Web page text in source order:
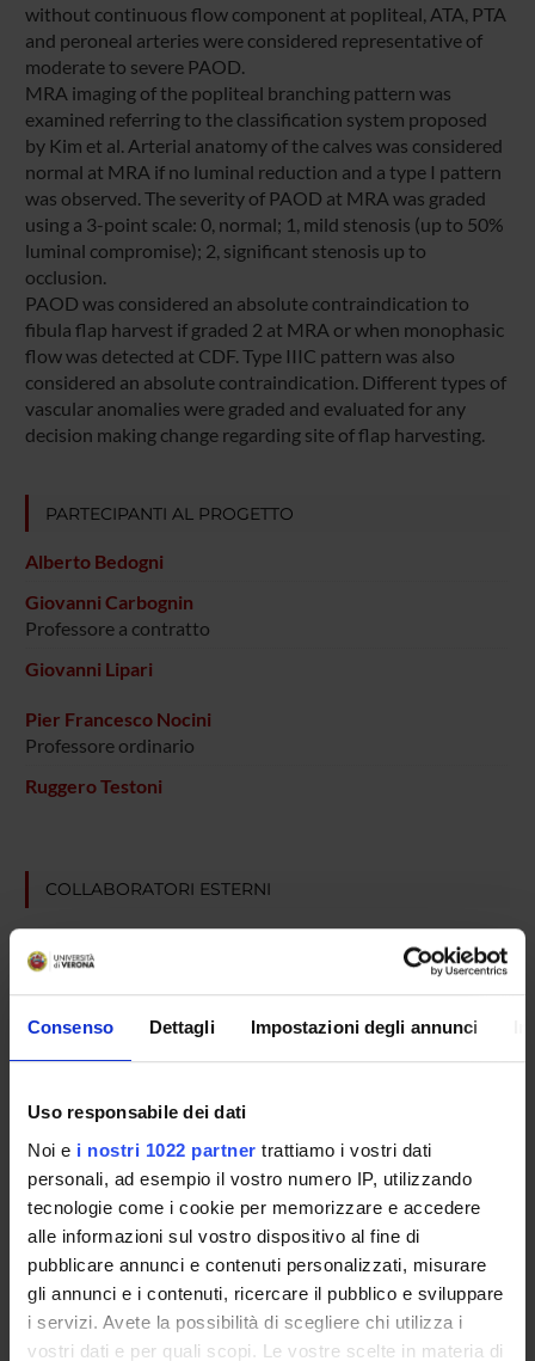
Consenso Dettagli Impostazioni degli annunci
Uso responsabile dei dati
Noi e i nostri 1022 partner trattiamo i vostri dati
personali, ad esempio il vostro numero IP, utilizzando
tecnologie come i cookie per memorizzare e accedere
alle informazioni sul vostro dispositivo al fine di
pubblicare annunci e contenuti personalizzati, misurare
gli annunci e i contenuti, ricercare il pubblico e sviluppare
i servizi. Avete la possibilità di scegliere chi utilizza i
vostri dati e per quali scopi. Le vostre scelte in materia di
without continuous flow component at popliteal, ATA, PTA
and peroneal arteries were considered representative of
moderate to severe PAOD.
MRA imaging of the popliteal branching pattern was
examined referring to the classification system proposed
by Kim et al. Arterial anatomy of the calves was considered
normal at MRA if no luminal reduction and a type I pattern
was observed. The severity of PAOD at MRA was graded
using a 3-point scale: 0, normal; 1, mild stenosis (up to 50%
luminal compromise); 2, significant stenosis up to
occlusion.
PAOD was considered an absolute contraindication to
fibula flap harvest if graded 2 at MRA or when monophasic
flow was detected at CDF. Type IIIC pattern was also
considered an absolute contraindication. Different types of
vascular anomalies were graded and evaluated for any
decision making change regarding site of flap harvesting.
PARTECIPANTI AL PROGETTO
Alberto Bedogni
Giovanni Carbognin
Professore a contratto
Giovanni Lipari
Pier Francesco Nocini
Professore ordinario
Ruggero Testoni
COLLABORATORI ESTERNI
Stefano Valsecchi
Azienda Ospedaliera S. Anna, Como 10. U.O.C. di Chirurgia
Maxillo-Facciale Dirigente Medico
Medical Research, Diagnosis & Treatment
PUBBLICAZIONI
TITOLO
Chirurgia estetica piezoelettrica.
Vascularized fibula flap reconstruction of the mandible in